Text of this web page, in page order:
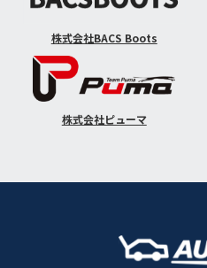
株式会社BACS Boots
株式会社ピューマ